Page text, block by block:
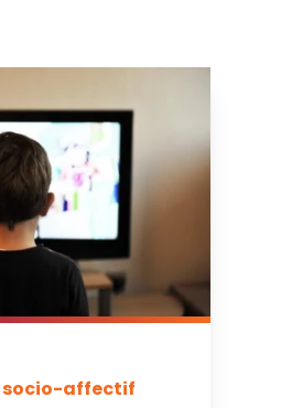
socio-affectif